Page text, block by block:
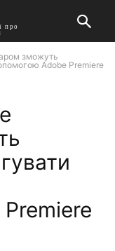
про
зможуть
Adobe Premiere